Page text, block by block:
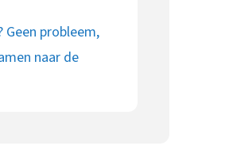
Geen probleem,
naar de